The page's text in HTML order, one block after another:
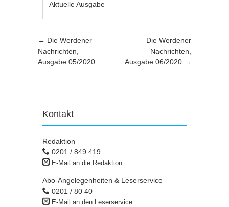
Aktuelle Ausgabe
Artikel-Navigation
← Die Werdener
Nachrichten,
Ausgabe 05/2020
Die Werdener
Nachrichten,
Ausgabe 06/2020 →
Kontakt
Redaktion
0201 / 849 419
E-Mail an die Redaktion
Abo-Angelegenheiten & Leserservice
0201 / 80 40
E-Mail an den Leserservice